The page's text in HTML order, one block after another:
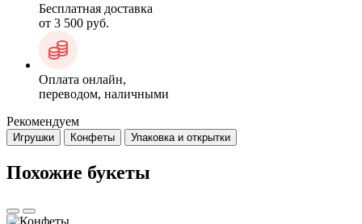
Бесплатная доставка
от 3 500 руб.
Оплата онлайн,
переводом, наличными
Рекомендуем
Игрушки Конфеты Упаковка и открытки
Похожие букеты